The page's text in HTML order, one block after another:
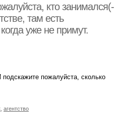
кто занимался(-
там есть
уже не примут.
пожалуйста, сколько
агентство